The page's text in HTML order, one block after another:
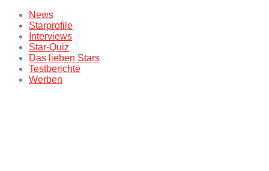
News
Starprofile
Interviews
Star-Quiz
Das lieben Stars
Testberichte
Werben